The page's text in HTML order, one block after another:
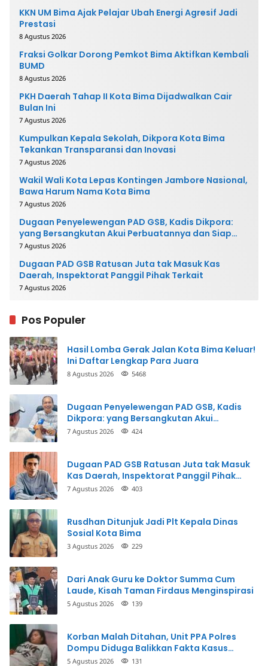
KKN UM Bima Ajak Pelajar Ubah Energi Agresif Jadi
Prestasi
8 Agustus 2026
Fraksi Golkar Dorong Pemkot Bima Aktifkan Kembali
BUMD
8 Agustus 2026
PKH Daerah Tahap II Kota Bima Dijadwalkan Cair
Bulan Ini
7 Agustus 2026
Kumpulkan Kepala Sekolah, Dikpora Kota Bima
Tekankan Transparansi dan Inovasi
7 Agustus 2026
Wakil Wali Kota Lepas Kontingen Jambore Nasional,
Bawa Harum Nama Kota Bima
7 Agustus 2026
Dugaan Penyelewengan PAD GSB, Kadis Dikpora:
yang Bersangkutan Akui Perbuatannya dan Siap
Mengembalikan Uang
7 Agustus 2026
Dugaan PAD GSB Ratusan Juta tak Masuk Kas
Daerah, Inspektorat Panggil Pihak Terkait
7 Agustus 2026
Pos Populer
Hasil Lomba Gerak Jalan Kota Bima Keluar!
Ini Daftar Lengkap Para Juara
8 Agustus 2026 5468
Dugaan Penyelewengan PAD GSB, Kadis
Dikpora: yang Bersangkutan Akui
Perbuatannya dan Siap Mengembalikan
7 Agustus 2026 424
Dugaan PAD GSB Ratusan Juta tak Masuk
Kas Daerah, Inspektorat Panggil Pihak
Terkait
7 Agustus 2026 403
Rusdhan Ditunjuk Jadi Plt Kepala Dinas
Sosial Kota Bima
3 Agustus 2026 229
Dari Anak Guru ke Doktor Summa Cum
Laude, Kisah Taman Firdaus Menginspirasi
5 Agustus 2026 139
Korban Malah Ditahan, Unit PPA Polres
Dompu Diduga Balikkan Fakta Kasus
Penganiayaan
5 Agustus 2026 131